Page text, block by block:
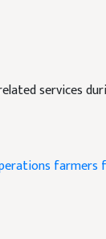
services
farmers